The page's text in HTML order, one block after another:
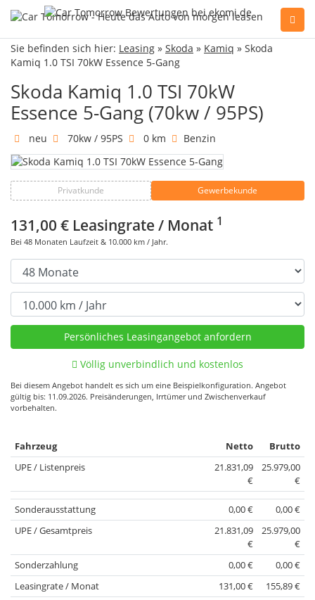
Sie befinden sich hier: Leasing » Skoda » Kamiq » Skoda
Kamiq 1.0 TSI 70kW Essence 5-Gang
Skoda Kamiq 1.0 TSI 70kW
Essence 5-Gang (70kw / 95PS)
neu 70kw / 95PS 0 km Benzin
Privatkunde Gewerbekunde
131,00 € Leasingrate / Monat 1
Bei 48 Monaten Laufzeit & 10.000 km / Jahr.
Völlig unverbindlich und kostenlos
Bei diesem Angebot handelt es sich um eine Beispielkonfiguration. Angebot
gültig bis: 11.09.2026. Preisänderungen, Irrtümer und Zwischenverkauf
vorbehalten.
Fahrzeug Netto
Brutto
UPE / Listenpreis
21.831,09
€
25.979,00
€
Sonderausstattung 0,00 €
0,00 €
UPE / Gesamtpreis
21.831,09
€
25.979,00
€
Sonderzahlung
0,00 €
0,00 €
Leasingrate / Monat
131,00 €
155,89 €
Sie haben Fragen, oder benötigen Hilfe?
Gerne beraten wir Sie persönlich am Telefon:
+49(0)89 74 83 59-10
Fahrzeug Konfigurator
Alle Hersteller
Kontakt